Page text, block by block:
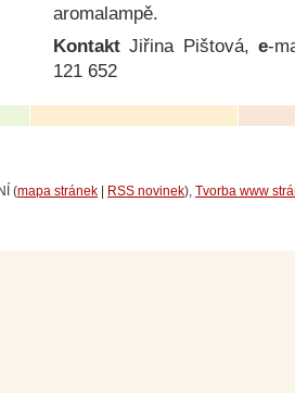
aromalampě.
KontaktJiřina Pištová, e-
121 652
(mapa stránek | RSS novinek), Tvorba www